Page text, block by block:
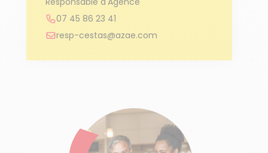
07 45 86 23 41
resp-cestas@azae.com